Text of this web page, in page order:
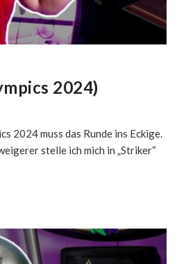
2024)
2024 muss das Runde ins Eckige.
stelle ich mich in „Striker“